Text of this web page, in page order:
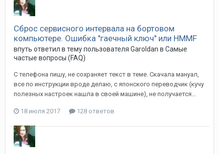
Сброс сервисного интервала на бортовом
компьютере. Ошибка "гаечный ключ" или HMMF
впуть ответил в тему пользователя Garoldan в Самые
частые вопросы (FAQ)
С телефона пишу, не сохраняет текст в теме. Скачала мануал,
все по инструкции вроде делаю, с японского переводчик (кучу
полезных настроек нашла в своей машине), не получается...
18 июля 2017 128 ответов